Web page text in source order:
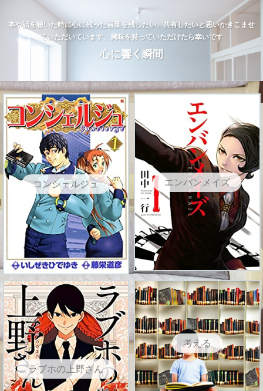
本や話を聴いた時に心に残った言葉を残したい、共有したいと思いかきこませ
ていただいています、興味を持っていただけたら幸いです
心に響く瞬間
コンシェルジュ エンバンメイズ
ラブホの上野さん
考える